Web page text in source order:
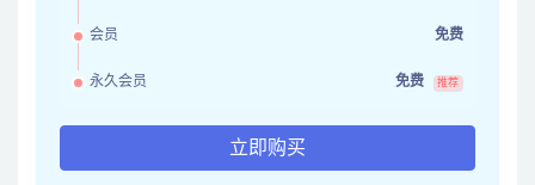
会员 免费
永久会员 免费 推荐
立即购买